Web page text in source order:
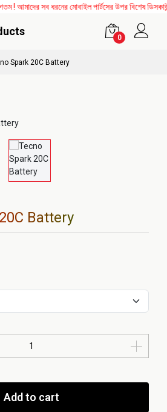
আমাদের সব ধরনের মোবাইল পার্টসের উপর বিশেষ
0
Spark 20C Battery
Battery
Add to cart